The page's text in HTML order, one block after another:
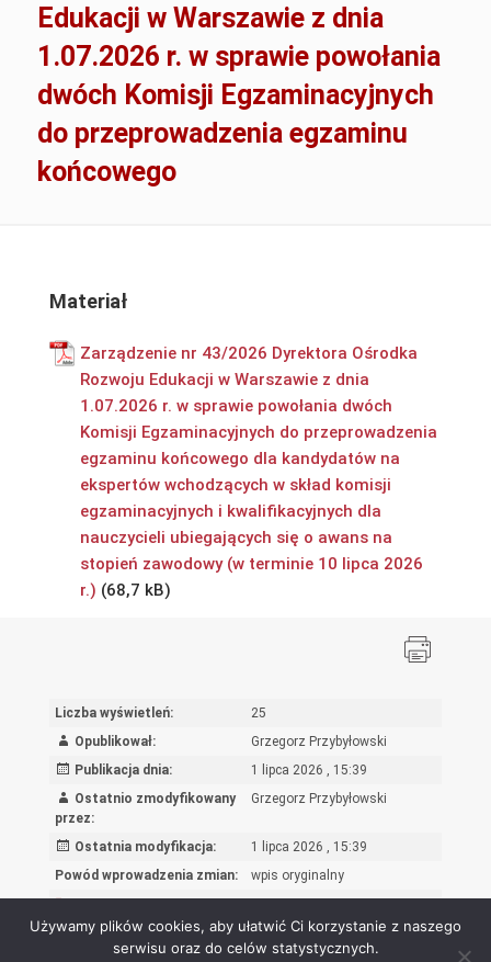
Edukacji w Warszawie z dnia
1.07.2026 r. w sprawie powołania
dwóch Komisji Egzaminacyjnych
do przeprowadzenia egzaminu
końcowego
Materiał
Zarządzenie nr 43/2026 Dyrektora Ośrodka
Rozwoju Edukacji w Warszawie z dnia
1.07.2026 r. w sprawie powołania dwóch
Komisji Egzaminacyjnych do przeprowadzenia
egzaminu końcowego dla kandydatów na
ekspertów wchodzących w skład komisji
egzaminacyjnych i kwalifikacyjnych dla
nauczycieli ubiegających się o awans na
stopień zawodowy (w terminie 10 lipca 2026
r.)
Liczba wyświetleń:
25
Opublikował:
Grzegorz Przybyłowski
Publikacja dnia:
1 lipca 2026 , 15:39
Ostatnio zmodyfikowany
przez:
Grzegorz Przybyłowski
Ostatnia modyfikacja:
1 lipca 2026 , 15:39
Powód wprowadzenia zmian:
wpis oryginalny
Używamy plików cookies, aby ułatwić Ci korzystanie z naszego
serwisu oraz do celów statystycznych.